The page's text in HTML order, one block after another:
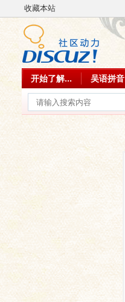
收藏本站
开始了解... 吴语拼音